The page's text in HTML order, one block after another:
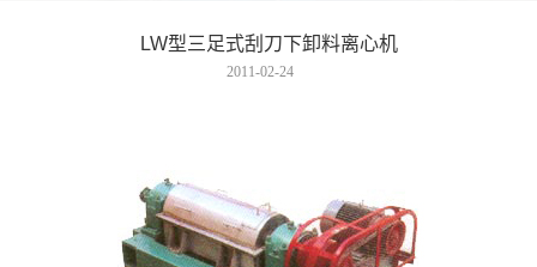
LW型三足式刮刀下卸料离心机
2011-02-24